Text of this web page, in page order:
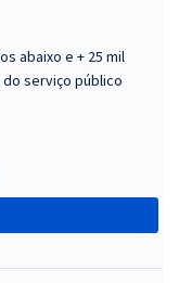
abaixo e + 25 mil
serviço público